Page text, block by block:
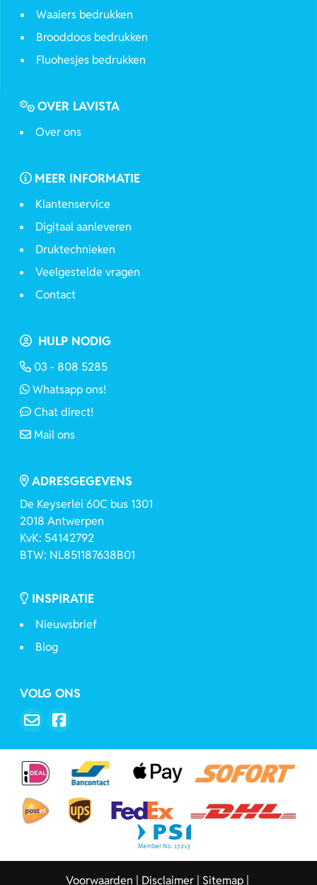
Waaiers bedrukken
Brooddoos bedrukken
Fluohesjes bedrukken
OVER LAVISTA
Over ons
MEER INFORMATIE
Klantenservice
Digitaal aanleveren
Druktechnieken
Veelgestelde vragen
Contact
HULP NODIG
03 - 808 5285
Whatsapp ons!
Chat direct!
Mail ons
ADRESGEGEVENS
De Keyserlei 60C bus 1301
2018 Antwerpen
KvK: 54142792
BTW: NL851187638B01
INSPIRATIE
Nieuwsbrief
Blog
VOLG ONS
Voorwaarden Disclaimer Sitemap